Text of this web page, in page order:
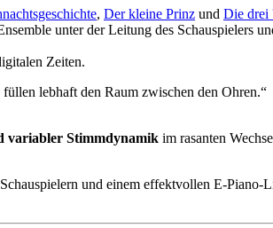
, Der kleine Prinz und Die drei
unter der Leitung des Schauspielers
Zeiten.
lebhaft den Raum zwischen den Ohren.“
variabler Stimmdynamik im rasanten
und einem effektvollen E-Piano-